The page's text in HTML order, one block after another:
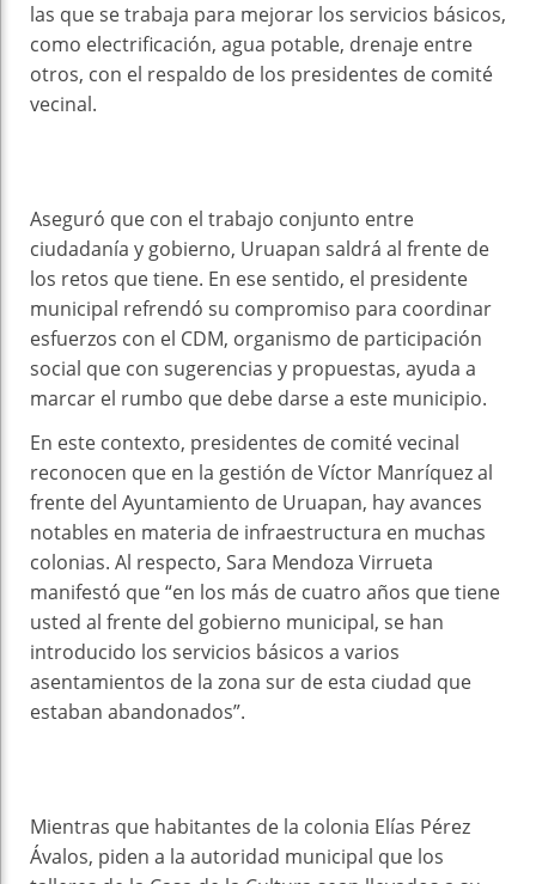
las que se trabaja para mejorar los servicios básicos,
como electrificación, agua potable, drenaje entre
otros, con el respaldo de los presidentes de comité
vecinal.
Aseguró que con el trabajo conjunto entre
ciudadanía y gobierno, Uruapan saldrá al frente de
los retos que tiene. En ese sentido, el presidente
municipal refrendó su compromiso para coordinar
esfuerzos con el CDM, organismo de participación
social que con sugerencias y propuestas, ayuda a
marcar el rumbo que debe darse a este municipio.
En este contexto, presidentes de comité vecinal
reconocen que en la gestión de Víctor Manríquez al
frente del Ayuntamiento de Uruapan, hay avances
notables en materia de infraestructura en muchas
colonias. Al respecto, Sara Mendoza Virrueta
manifestó que “en los más de cuatro años que tiene
usted al frente del gobierno municipal, se han
introducido los servicios básicos a varios
asentamientos de la zona sur de esta ciudad que
estaban abandonados”.
Mientras que habitantes de la colonia Elías Pérez
Ávalos, piden a la autoridad municipal que los